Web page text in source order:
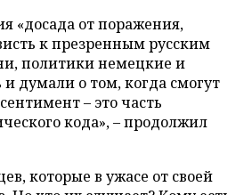
«досада от поражения,
к презренным русским
политики немецкие и
и думали о том, когда смогут
– это часть
кода», – продолжил
которые в ужасе от своей